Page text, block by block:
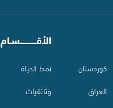
کوردستان
العراق
الأقـــــــــــسـام
نمط الحياة
وثائقيات